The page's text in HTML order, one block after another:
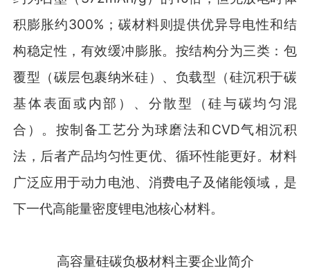
积膨胀约300%；碳材料则提供优异导电性和结
构稳定性，有效缓冲膨胀。按结构分为三类：包
覆型（碳层包裹纳米硅）、负载型（硅沉积于碳
基体表面或内部）、分散型（硅与碳均匀混
合）。按制备工艺分为球磨法和CVD气相沉积
法，后者产品均匀性更优、循环性能更好。材料
广泛应用于动力电池、消费电子及储能领域，是
下一代高能量密度锂电池核心材料。
高容量硅碳负极材料主要企业简介